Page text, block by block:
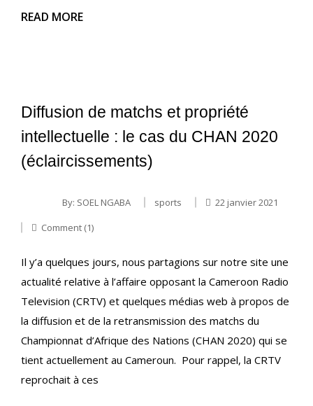
READ MORE
Diffusion de matchs et propriété
intellectuelle : le cas du CHAN 2020
(éclaircissements)
By: SOEL NGABA sports
22 janvier 2021
Comment (1)
Il y’a quelques jours, nous partagions sur notre site une
actualité relative à l’affaire opposant la Cameroon Radio
Television (CRTV) et quelques médias web à propos de
la diffusion et de la retransmission des matchs du
Championnat d’Afrique des Nations (CHAN 2020) qui se
tient actuellement au Cameroun. Pour rappel, la CRTV
reprochait à ces